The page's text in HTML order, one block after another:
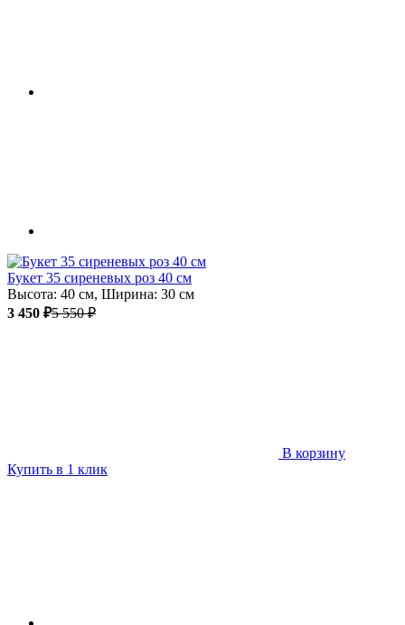
Букет 35 сиреневых роз 40 см
Высота: 40 см, Ширина: 30 см
3 450 ₽5 550 ₽
В корзину
Купить в 1 клик